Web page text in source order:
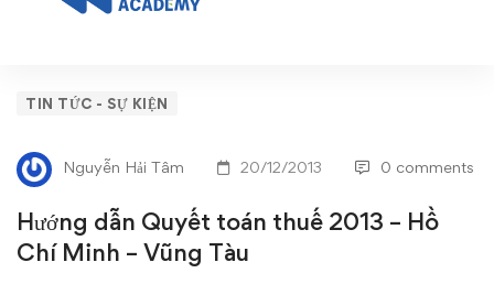
Hướng
dẫn
Quyết
toán
TIN TỨC - SỰ KIỆN
Nguyễn Hải Tâm 20/12/2013 0 comments
Hướng dẫn Quyết toán thuế 2013 – Hồ
Chí Minh – Vũng Tàu